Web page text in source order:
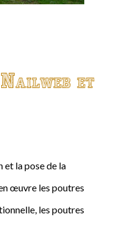
et
et la pose de la
œuvre les poutres
les poutres